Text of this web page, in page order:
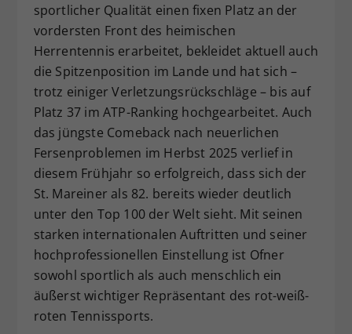
sportlicher Qualität einen fixen Platz an der
vordersten Front des heimischen
Herrentennis erarbeitet, bekleidet aktuell auch
die Spitzenposition im Lande und hat sich –
trotz einiger Verletzungsrückschläge – bis auf
Platz 37 im ATP-Ranking hochgearbeitet. Auch
das jüngste Comeback nach neuerlichen
Fersenproblemen im Herbst 2025 verlief in
diesem Frühjahr so erfolgreich, dass sich der
St. Mareiner als 82. bereits wieder deutlich
unter den Top 100 der Welt sieht. Mit seinen
starken internationalen Auftritten und seiner
hochprofessionellen Einstellung ist Ofner
sowohl sportlich als auch menschlich ein
äußerst wichtiger Repräsentant des rot-weiß-
roten Tennissports.
Zweck
Dieser Wert speichert Ihre Consent-
Einstellungen. Unter anderem eine
zufällig generierte ID, für die
historische Speicherung Ihrer
vorgenommen Einstellungen, falls der
Webseiten-Betreiber dies eingestellt